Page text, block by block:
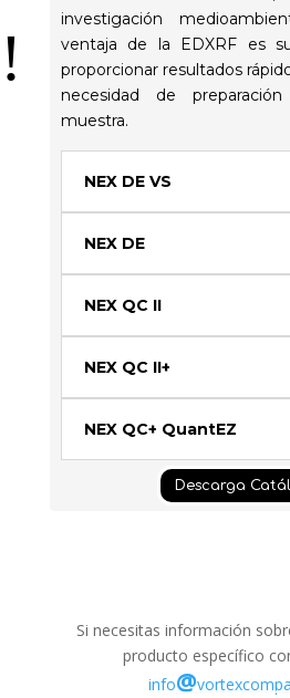
!
investigación
ventaja de la EDXRF es
proporcionar resultados
necesidad de
muestra.
NEX DE VS
NEX DE
NEX QC II
NEX QC II+
NEX QC+ QuantEZ
Descarga
Si necesitas información
producto específico
info@